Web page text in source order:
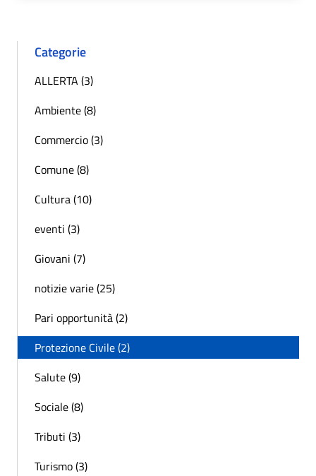
Categorie
ALLERTA (3)
Ambiente (8)
Commercio (3)
Comune (8)
Cultura (10)
eventi (3)
Giovani (7)
notizie varie (25)
Pari opportunità (2)
Protezione Civile (2)
Salute (9)
Sociale (8)
Tributi (3)
Turismo (3)